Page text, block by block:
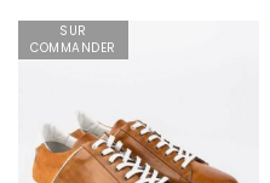
SUR
COMMANDER